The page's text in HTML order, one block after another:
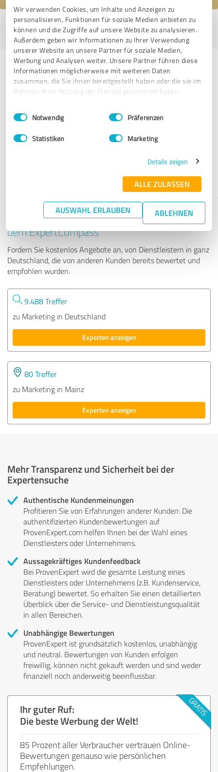
Wir verwenden Cookies, um Inhalte und Anzeigen zu
personalisieren, Funktionen für soziale Medien anbieten zu
können und die Zugriffe auf unsere Website zu analysieren.
Außerdem geben wir Informationen zu Ihrer Verwendung
unserer Website an unsere Partner für soziale Medien,
Werbung und Analysen weiter. Unsere Partner führen diese
Informationen möglicherweise mit weiteren Daten
zusammen, die Sie ihnen bereitgestellt haben oder die sie im
Rahmen Ihrer Nutzung der Dienste gesammelt haben.
Impressum Datenschutzbestimmungen
Einwilligungsauswahl
Notwendig Präferenzen
Statistiken Marketing
Details zeigen
ALLE ZULASSEN
AUSWAHL ERLAUBEN ABLEHNEN
Profil aktiv seit 13.05.2019 | Letzte Aktualisierung: 25.11.2019
melden
Erfahrungen zu weiteren
Anbietern aus dem Bereich
Marketing
monday marketing GmbH
Tipp: Die passenden Experten finden - mit
dem ExpertCompass
Fordern Sie kostenlos Angebote an, von Dienstleistern in ganz
Deutschland, die von anderen Kunden bereits bewertet und
empfohlen wurden.
9.488 Treffer
zu Marketing in Deutschland
Experten anzeigen
80 Treffer
zu Marketing in Mainz
Experten anzeigen
Mehr Transparenz und Sicherheit bei der
Expertensuche
Authentische Kundenmeinungen
Profitieren Sie von Erfahrungen anderer Kunden: Die
authentifizierten Kundenbewertungen auf
ProvenExpert.com helfen Ihnen bei der Wahl eines
Dienstleisters oder Unternehmens.
Aussagekräftiges Kundenfeedback
Bei ProvenExpert wird die gesamte Leistung eines
Dienstleisters oder Unternehmens (z.B. Kundenservice,
Beratung) bewertet. So erhalten Sie einen detaillierten
Überblick über die Service- und Dienstleistungsqualität
in allen Bereichen.
Unabhängige Bewertungen
ProvenExpert ist grundsätzlich kostenlos, unabhängig
und neutral. Bewertungen von Kunden erfolgen
freiwillig, können nicht gekauft werden und sind weder
finanziell noch anderweitig beeinflussbar.
Ihr guter Ruf:
Die beste Werbung der Welt!
85 Prozent aller Verbraucher vertrauen Online-
Bewertungen genauso wie persönlichen
Empfehlungen.